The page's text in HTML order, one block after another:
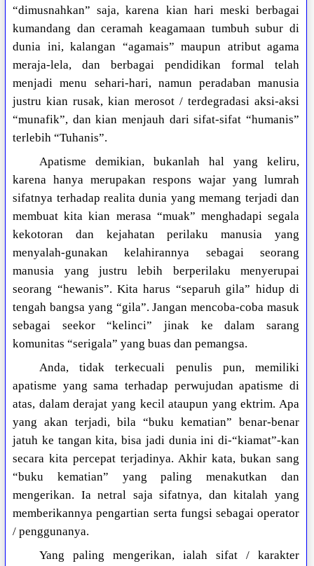
“dimusnahkan” saja, karena kian hari meski berbagai
kumandang dan ceramah keagamaan tumbuh subur di
dunia ini, kalangan “agamais” maupun atribut agama
meraja-lela, dan berbagai pendidikan formal telah
menjadi menu sehari-hari, namun peradaban manusia
justru kian rusak, kian merosot / terdegradasi aksi-aksi
“munafik”, dan kian menjauh dari sifat-sifat “humanis”
terlebih “Tuhanis”.
Apatisme demikian, bukanlah hal yang keliru,
karena hanya merupakan respons wajar yang lumrah
sifatnya terhadap realita dunia yang memang terjadi dan
membuat kita kian merasa “muak” menghadapi segala
kekotoran dan kejahatan perilaku manusia yang
menyalah-gunakan kelahirannya sebagai seorang
manusia yang justru lebih berperilaku menyerupai
seorang “hewanis”. Kita harus “separuh gila” hidup di
tengah bangsa yang “gila”. Jangan mencoba-coba masuk
sebagai seekor “kelinci” jinak ke dalam sarang
komunitas “serigala” yang buas dan pemangsa.
Anda, tidak terkecuali penulis pun, memiliki
apatisme yang sama terhadap perwujudan apatisme di
atas, dalam derajat yang kecil ataupun yang ektrim. Apa
yang akan terjadi, bila “buku kematian” benar-benar
jatuh ke tangan kita, bisa jadi dunia ini di-“kiamat”-kan
secara kita percepat terjadinya. Akhir kata, bukan sang
“buku kematian” yang paling menakutkan dan
mengerikan. Ia netral saja sifatnya, dan kitalah yang
memberikannya pengartian serta fungsi sebagai operator
/ penggunanya.
Yang paling mengerikan, ialah sifat / karakter